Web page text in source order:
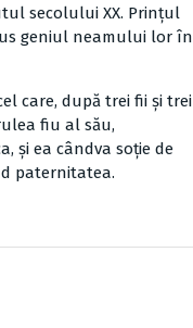
secolului XX. Prinţul
geniul neamului lor în
care, după trei fii şi trei
fiu al său,
şi ea cândva soţie de
paternitatea.